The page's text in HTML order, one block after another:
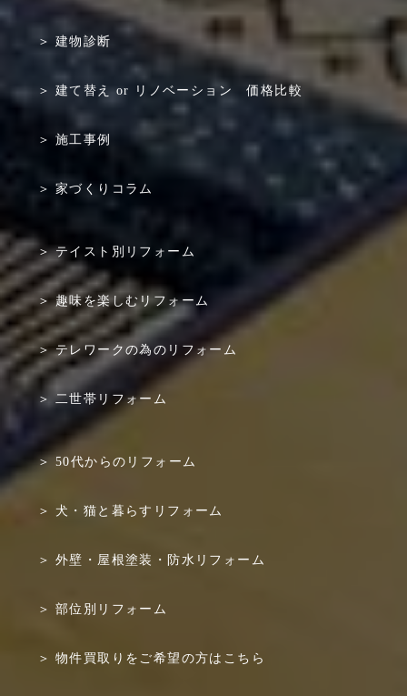
建物診断
建て替え or リノベーション 価格比較
施工事例
家づくりコラム
テイスト別リフォーム
趣味を楽しむリフォーム
テレワークの為のリフォーム
二世帯リフォーム
50代からのリフォーム
犬・猫と暮らすリフォーム
外壁・屋根塗装・防水リフォーム
部位別リフォーム
物件買取りをご希望の方はこちら